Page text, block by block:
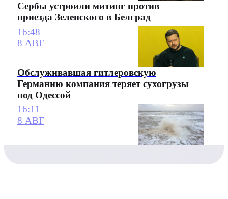
Сербы устроили митинг против
приезда Зеленского в Белград
16:48
8 АВГ
Обслуживавшая гитлеровскую
Германию компания теряет сухогрузы
под Одессой
16:11
8 АВГ